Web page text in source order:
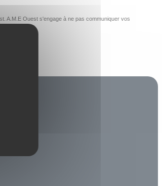
A.M.E Ouest s'engage à ne pas communiquer vos